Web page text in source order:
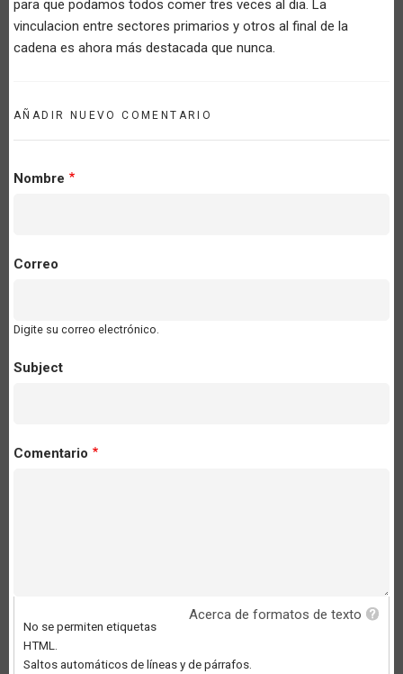
para que podamos todos comer tres veces al dia. La
vinculacion entre sectores primarios y otros al final de la
cadena es ahora más destacada que nunca.
AÑADIR NUEVO COMENTARIO
Nombre
Correo
Digite su correo electrónico.
Subject
Comentario
Acerca de formatos de texto
No se permiten etiquetas
HTML.
Saltos automáticos de líneas y de párrafos.